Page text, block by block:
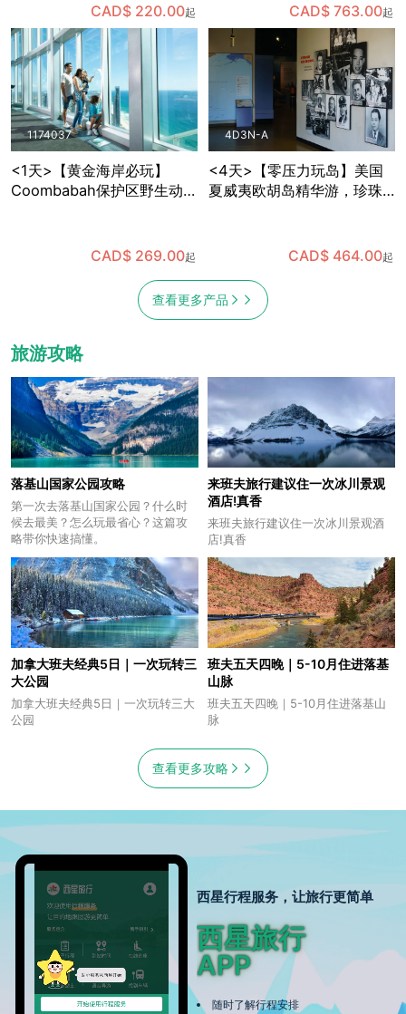
CAD$ 220.00起
CAD$ 763.00起
1174037
<1天>【黄金海岸必玩】
Coombabah保护区野生动物
含保护区与国家公园门票 (布
CAD$ 269.00起
4D3N-A
<4天>【零压力玩岛】美国
夏威夷欧胡岛精华游，珍珠
CAD$ 464.00起
查看更多产品
旅游攻略
落基山国家公园攻略
第一次去落基山国家公园？什么时
候去最美？怎么玩最省心？这篇攻
略带你快速搞懂。
来班夫旅行建议住一次冰川景观
酒店!真香
来班夫旅行建议住一次冰川景观酒
店!真香
加拿大班夫经典5日｜一次玩转三
大公园
加拿大班夫经典5日｜一次玩转三大
公园
班夫五天四晚｜5-10月住进落基
山脉
班夫五天四晚｜5-10月住进落基山
脉
查看更多攻略
西星行程服务，让旅行更简单
西星旅行
APP
随时了解行程安排